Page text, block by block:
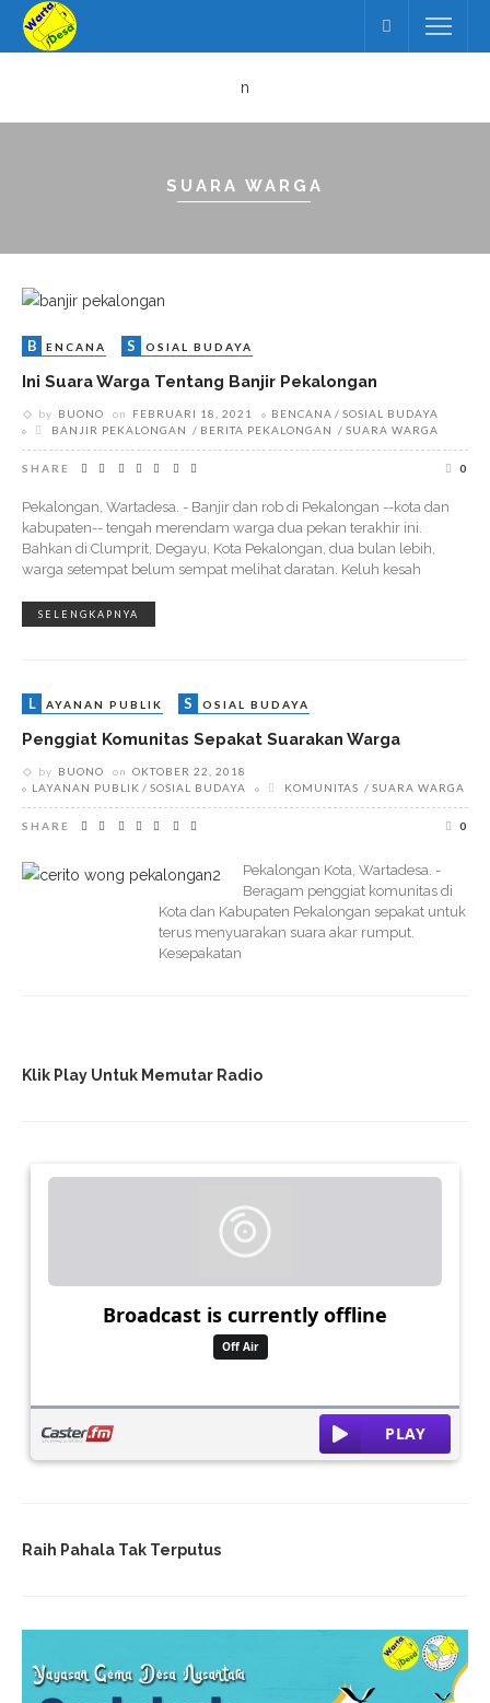
n
SUARA WARGA
B ENCANA S OSIAL BUDAYA
Ini Suara Warga Tentang Banjir Pekalongan
by BUONO on FEBRUARI 18, 2021 BENCANA
SOSIAL BUDAYA
BANJIR PEKALONGAN
BERITA PEKALONGAN SUARA WARGA
SHARE 0
Pekalongan, Wartadesa. - Banjir dan rob di Pekalongan --kota dan
kabupaten-- tengah merendam warga dua pekan terakhir ini.
Bahkan di Clumprit, Degayu, Kota Pekalongan, dua bulan lebih,
warga setempat belum sempat melihat daratan. Keluh kesah
SELENGKAPNYA
L AYANAN PUBLIK S OSIAL BUDAYA
Penggiat Komunitas Sepakat Suarakan Warga
by BUONO on OKTOBER 22, 2018
LAYANAN PUBLIK
SOSIAL BUDAYA KOMUNITAS SUARA WARGA
SHARE 0
Pekalongan Kota, Wartadesa. -
Beragam penggiat komunitas di
Kota dan Kabupaten Pekalongan sepakat untuk
terus menyuarakan suara akar rumput.
Kesepakatan
Klik Play Untuk Memutar Radio
Raih Pahala Tak Terputus